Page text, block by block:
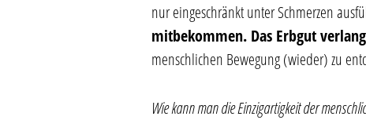
nur eingeschränkt unter Schmerzen
mitbekommen. Das Erbgut
menschlichen Bewegung (wieder) zu
Wie kann man die Einzigartigkeit der